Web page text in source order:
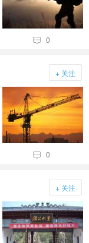
 0
+ 关注
 0
+ 关注